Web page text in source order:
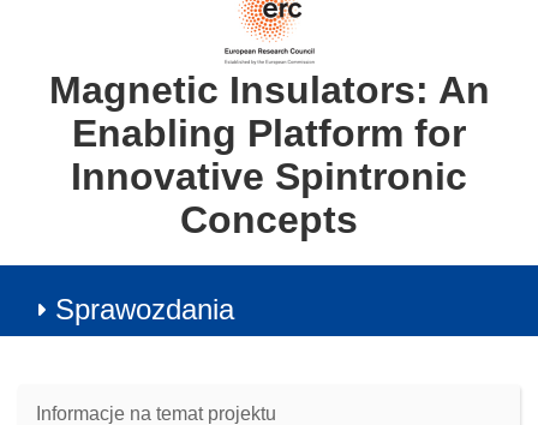
Magnetic Insulators: An
Enabling Platform for
Innovative Spintronic
Concepts
Sprawozdania
Informacje na temat projektu